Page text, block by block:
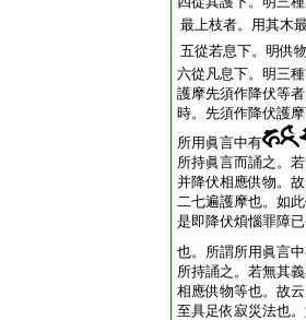
最上枝者。用其木
五從若息下。明供
六從凡息下。明三
護摩先須作降伏等
時。先須作降伏護
所用眞言中有
所持眞言而誦之。
并降伏相應供物。
二七遍護摩也。如
是即降伏煩惱罪障
也。所謂所用眞言
所持誦之。若無其
相應供物等也。故
至具足依寂災法也